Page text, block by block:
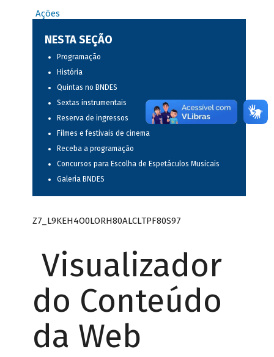
Ações
NESTA SEÇÃO
Programação
História
Quintas no BNDES
Sextas instrumentais
Reserva de ingressos
Filmes e festivais de cinema
Receba a programação
Concursos para Escolha de Espetáculos Musicais
Galeria BNDES
Z7_L9KEH4O0LORH80ALCLTPF80S97
Visualizador
do Conteúdo
da Web